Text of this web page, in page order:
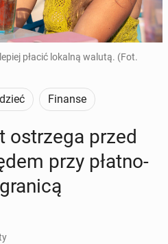
płacić lokalną walutą. (Fot.
Finanse
ostrze­ga przed
przy płat­no­